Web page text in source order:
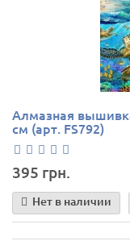
Алмазная
см (арт. FS792)
395 грн.
Нет в наличии